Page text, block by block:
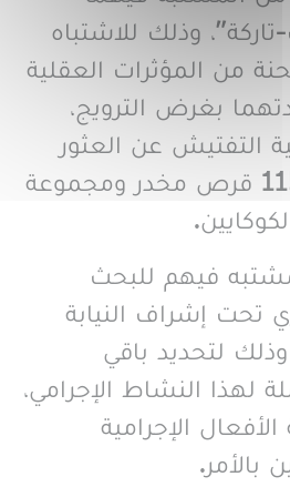
وذلك للاشتباه
من المؤثرات العقلية
بغرض الترويج،
التفتيش عن العثور
بحوزتهما على 1150 قرص مخدر ومجموعة
فيهم للبحث
تحت إشراف النيابة
لتحديد باقي
لهذا النشاط الإجرامي،
الإجرامية
بالأمر.